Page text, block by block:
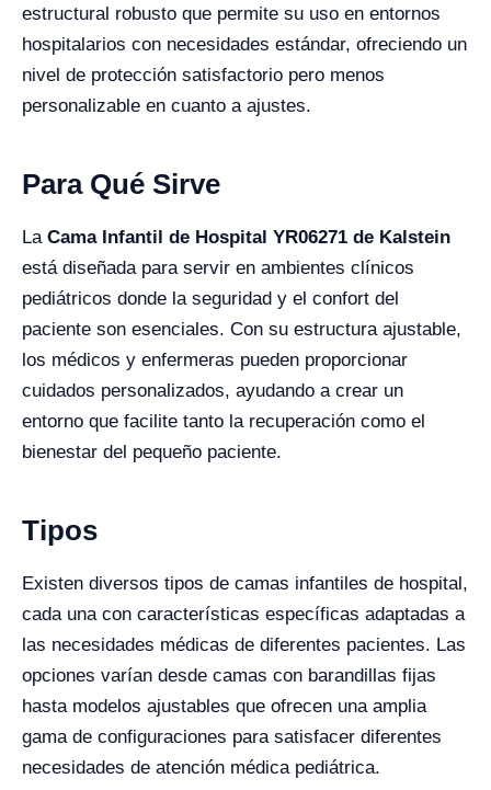
estructural robusto que permite su uso en entornos
hospitalarios con necesidades estándar, ofreciendo un
nivel de protección satisfactorio pero menos
personalizable en cuanto a ajustes.
Para Qué Sirve
La Cama Infantil de Hospital YR06271 de Kalstein
está diseñada para servir en ambientes clínicos
pediátricos donde la seguridad y el confort del
paciente son esenciales. Con su estructura ajustable,
los médicos y enfermeras pueden proporcionar
cuidados personalizados, ayudando a crear un
entorno que facilite tanto la recuperación como el
bienestar del pequeño paciente.
Tipos
Existen diversos tipos de camas infantiles de hospital,
cada una con características específicas adaptadas a
las necesidades médicas de diferentes pacientes. Las
opciones varían desde camas con barandillas fijas
hasta modelos ajustables que ofrecen una amplia
gama de configuraciones para satisfacer diferentes
necesidades de atención médica pediátrica.